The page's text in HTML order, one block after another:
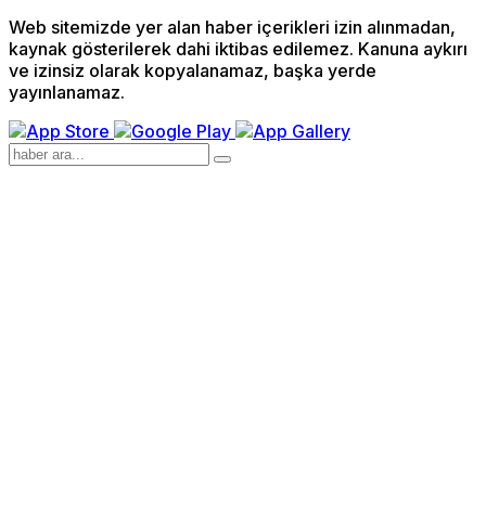
Web sitemizde yer alan haber içerikleri izin alınmadan,
kaynak gösterilerek dahi iktibas edilemez. Kanuna aykırı
ve izinsiz olarak kopyalanamaz, başka yerde
yayınlanamaz.